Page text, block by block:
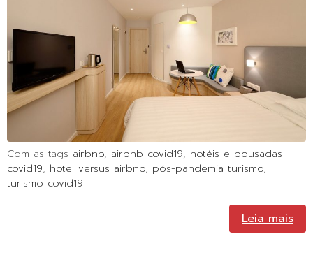
Com as tags airbnb, airbnb covid19, hotéis e pousadas
covid19, hotel versus airbnb, pós-pandemia turismo,
turismo covid19
Leia mais